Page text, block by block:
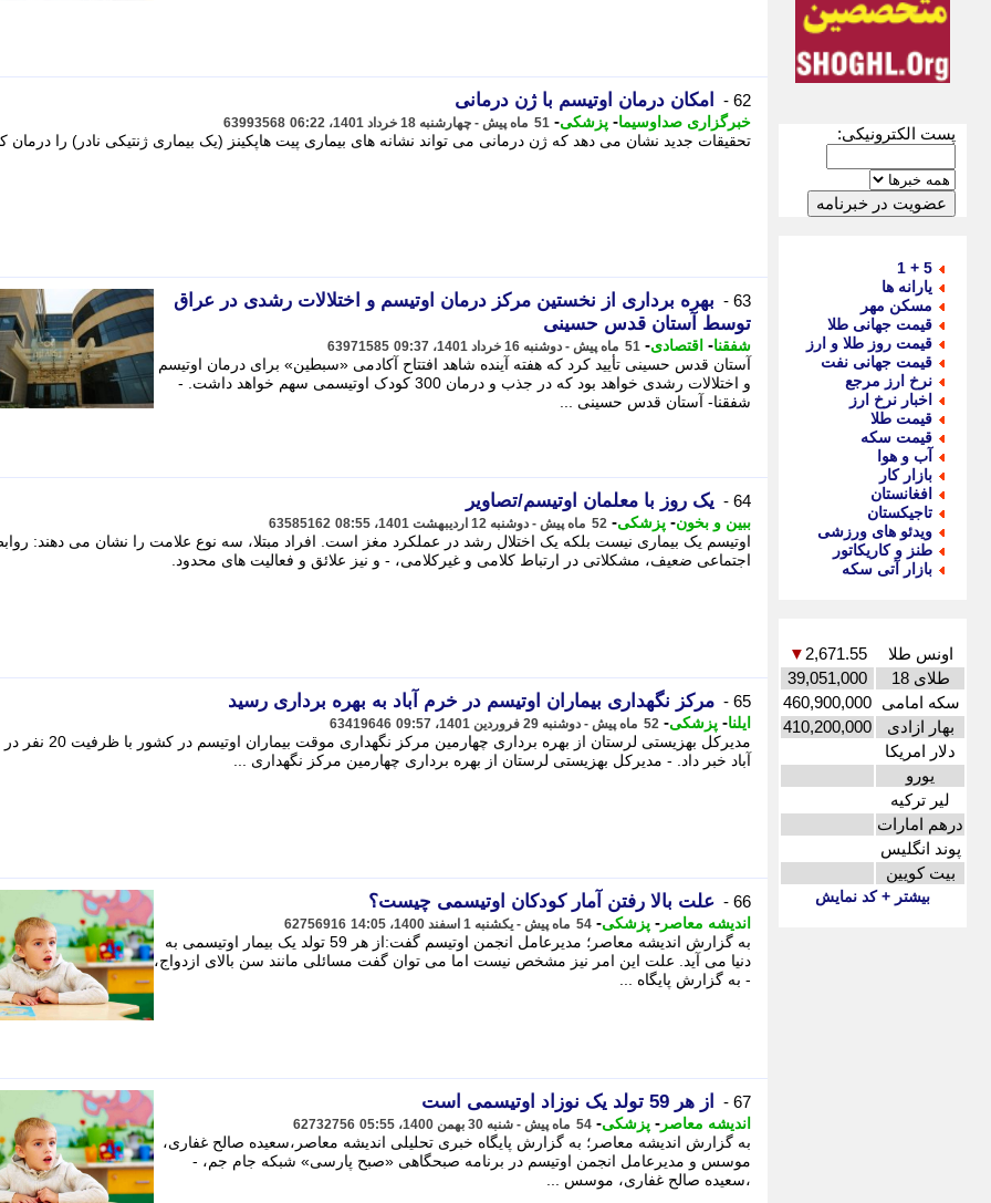
پست الکترونیکی:
5 + 1
یارانه ها
مسکن مهر
قیمت جهانی طلا
قیمت روز طلا و ارز
قیمت جهانی نفت
نرخ ارز مرجع
اخبار نرخ ارز
قیمت طلا
قیمت سکه
آب و هوا
بازار کار
افغانستان
تاجیکستان
ویدئو های ورزشی
طنز و کاریکاتور
بازار آتی سکه
اونس طلا 2,671.55
▼
طلای 18
39,051,000
سکه امامی 460,900,000
بهار ازادی
410,200,000
دلار امریکا
یورو
لیر ترکیه
درهم امارات
پوند انگلیس
بیت کویین
بیشتر + کد نمایش
62 - امکان درمان اوتیسم با ژن درمانی
خبرگزاری صداوسیما- پزشکی- 51 ماه پیش - چهارشنبه 18 خرداد 1401، 06:22 63993568
تحقیقات جدید نشان می دهد که ژن درمانی می تواند نشانه های بیماری پیت هاپکینز (یک بیماری ژنتیکی نادر) را درمان
63 -
بهره برداری از نخستین مرکز درمان اوتیسم و اختلالات رشدی در عراق
توسط آستان قدس حسینی
شفقنا- اقتصادی- 51 ماه پیش - دوشنبه 16 خرداد 1401، 09:37 63971585
آستان قدس حسینی تأیید کرد که هفته آینده شاهد افتتاح آکادمی «سبطین» برای درمان اوتیسم
و اختلالات رشدی خواهد بود که در جذب و درمان 300 کودک اوتیسمی سهم خواهد داشت. -
شفقنا- آستان قدس حسینی ...
64 - یک روز با معلمان اوتیسم/تصاویر
ببین و بخون- پزشکی- 52 ماه پیش - دوشنبه 12 اردیبهشت 1401، 08:55 63585162
اوتیسم یک بیماری نیست بلکه یک اختلال رشد در عملکرد مغز است. افراد مبتلا، سه نوع علامت را نشان می دهند:
اجتماعی ضعیف، مشکلاتی در ارتباط کلامی و غیرکلامی، - و نیز علائق و فعالیت های محدود.
65 - مرکز نگهداری بیماران اوتیسم در خرم آباد به بهره برداری رسید
ایلنا- پزشکی- 52 ماه پیش - دوشنبه 29 فروردین 1401، 09:57 63419646
مدیرکل بهزیستی لرستان از بهره برداری چهارمین مرکز نگهداری
آباد خبر داد. - مدیرکل بهزیستی لرستان از بهره برداری چهارمین مرکز نگهداری ...
66 - علت بالا رفتن آمار کودکان اوتیسمی چیست؟
اندیشه معاصر - پزشکی- 54 ماه پیش - یکشنبه 1 اسفند 1400، 14:05 62756916
به گزارش اندیشه معاصر؛ مدیرعامل انجمن اوتیسم گفت:از هر 59 تولد یک بیمار اوتیسمی به
دنیا می آید. علت این امر نیز مشخص نیست اما می توان گفت مسائلی مانند سن بالای ازدواج،
- به گزارش پایگاه ...
67 - از هر 59 تولد یک نوزاد اوتیسمی است
اندیشه معاصر - پزشکی- 54 ماه پیش - شنبه 30 بهمن 1400، 05:55 62732756
به گزارش اندیشه معاصر؛ به گزارش پایگاه خبری تحلیلی اندیشه معاصر،سعیده صالح غفاری،
موسس و مدیرعامل انجمن اوتیسم در برنامه صبحگاهی «صبح پارسی» شبکه جام جم، -
،سعیده صالح غفاری، موسس ...